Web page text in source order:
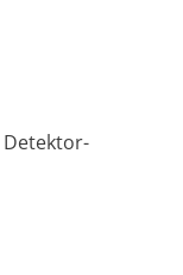
De­tek­tor­